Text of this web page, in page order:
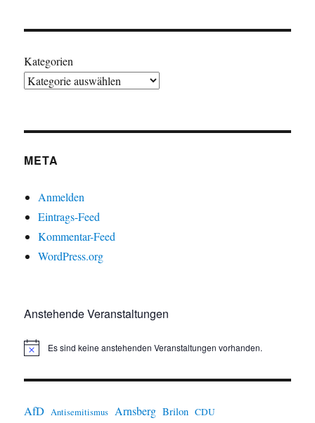
Kategorien
META
Anmelden
Eintrags-Feed
Kommentar-Feed
WordPress.org
Anstehende Veranstaltungen
H
Es sind keine anstehenden Veranstaltungen vorhanden.
AfD Antisemitismus Arnsberg Brilon CDU